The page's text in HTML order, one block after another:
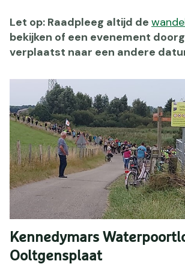
Let op: Raadpleeg altijd de
bekijken of een evenement
verplaatst naar een andere
Kennedymars
Ooltgensplaat